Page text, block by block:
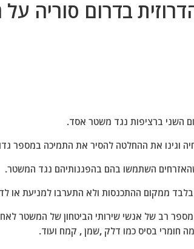
בדרום סוריה
השני ברציפות נגד משטר אסד.
וגינו את ההחלטה להסיר את התמיכה במספר
השתמשו בהם בהפגנותיהם נגד המשטר.
ממקום ההתכנסות ולא התערבו למניעת או
מספר רב של אנשי שירותי הביטחון של המשטר
חומרי בסיס כמו דלק ,שמן , קמח ועוד.